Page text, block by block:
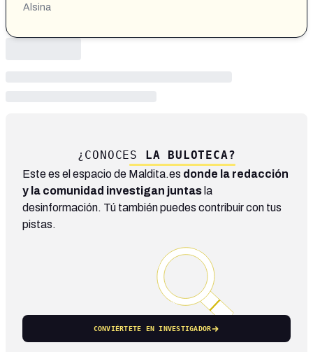
Alsina
¿CONOCES LA BULOTECA?
Este es el espacio de Maldita.es donde la redacción
y la comunidad investigan juntas la
desinformación. Tú también puedes contribuir con tus
pistas.
CONVIÉRTETE EN INVESTIGADOR